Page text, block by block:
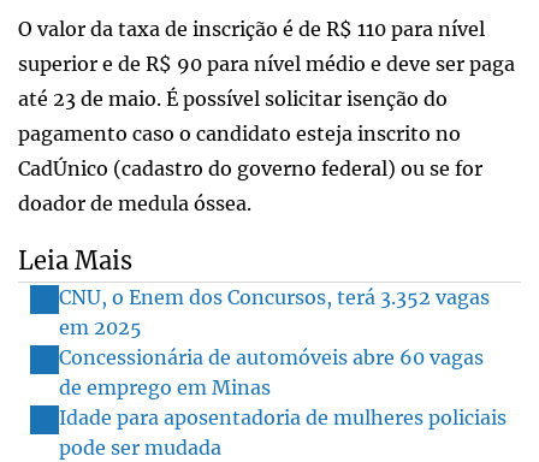
O valor da taxa de inscrição é de R$ 110 para nível
superior e de R$ 90 para nível médio e deve ser paga
até 23 de maio. É possível solicitar isenção do
pagamento caso o candidato esteja inscrito no
CadÚnico (cadastro do governo federal) ou se for
doador de medula óssea.
Leia Mais
CNU, o Enem dos Concursos, terá 3.352 vagas
em 2025
Concessionária de automóveis abre 60 vagas
de emprego em Minas
Idade para aposentadoria de mulheres policiais
pode ser mudada